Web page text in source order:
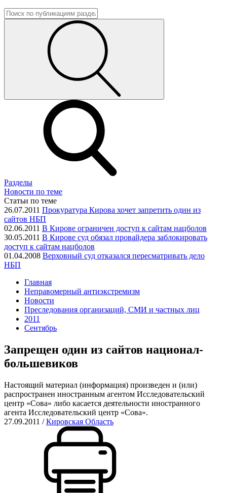
Разделы
Новости по теме
Статьи по теме
26.07.2011 Прокуратура Кирова хочет запретить один из
сайтов НБП
02.06.2011 В Кирове ограничен доступ к сайтам нацболов
30.05.2011 В Кирове суд обязал провайдера заблокировать
доступ к сайтам нацболов
01.04.2008 Верховный суд отказался пересматривать дело
НБП
Главная
Неправомерный антиэкстремизм
Новости
Преследования организаций, СМИ и частных лиц
2011
Сентябрь
Запрещен один из сайтов национал-
большевиков
Настоящий материал (информация) произведен и (или)
распространен иностранным агентом Исследовательский
центр «Сова» либо касается деятельности иностранного
агента Исследовательский центр «Сова».
27.09.2011 /Кировская Область